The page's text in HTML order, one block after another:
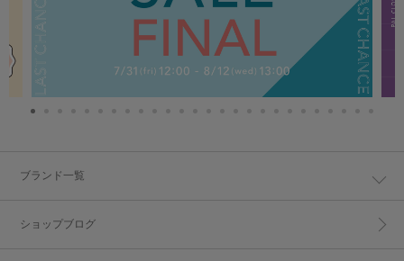
ブランド一覧
ショップブログ